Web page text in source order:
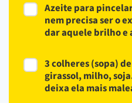
Azeite para
nem precisa ser o
dar aquele brilho e
3 colheres (sopa)
girassol, milho,
deixa ela mais